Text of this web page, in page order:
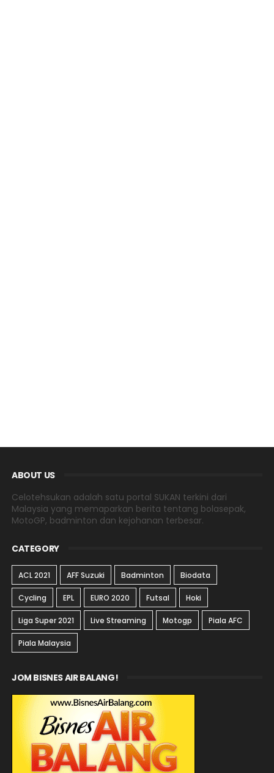
ABOUT US
Celotehsukan adalah satu portal SUKAN terkini dari
Malaysia yang memaparkan berita tentang bolasepak,
MotoGP, badminton dan kejohanan terbesar.
CATEGORY
ACL 2021 AFF Suzuki Badminton Biodata
Cycling EPL EURO 2020 Futsal Hoki
Liga Super 2021 Live Streaming Motogp Piala AFC
Piala Malaysia
JOM BISNES AIR BALANG!